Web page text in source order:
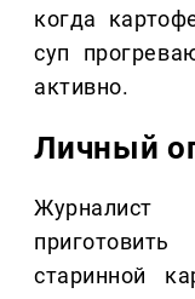
когда
суп
активно.
Личный
старинной